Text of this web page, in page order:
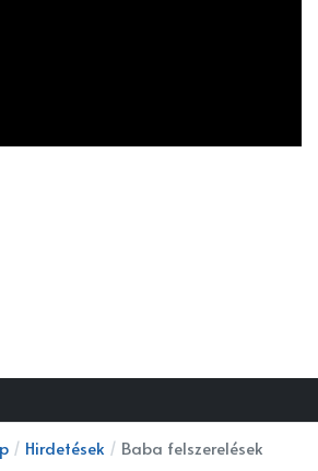
Hirdetések Baba felszerelések